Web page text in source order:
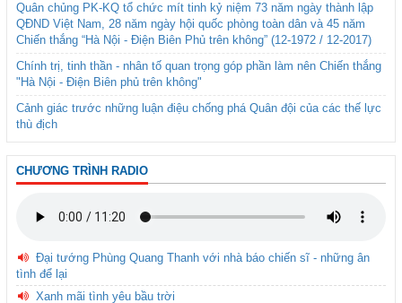
Quân chủng PK-KQ tổ chức mít tinh kỷ niệm 73 năm ngày thành lập
QĐND Việt Nam, 28 năm ngày hội quốc phòng toàn dân và 45 năm
Chiến thắng “Hà Nội - Điện Biên Phủ trên không” (12-1972 / 12-2017)
Chính trị, tinh thần - nhân tố quan trọng góp phần làm nên Chiến thắng
"Hà Nội - Điện Biên phủ trên không"
Cảnh giác trước những luận điệu chống phá Quân đội của các thế lực
thù địch
CHƯƠNG TRÌNH RADIO
Đại tướng Phùng Quang Thanh với nhà báo chiến sĩ - những ân
tình để lại
Xanh mãi tình yêu bầu trời